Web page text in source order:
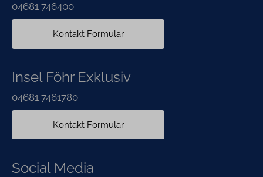
04681 746400
Kontakt Formular
Insel Föhr Exklusiv
04681 7461780
Kontakt Formular
Social Media